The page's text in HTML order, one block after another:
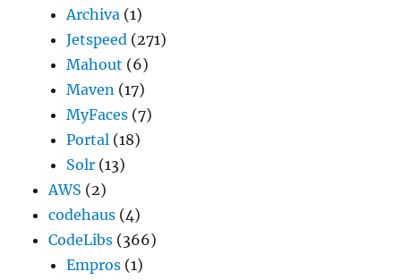
Archiva (1)
Jetspeed (271)
Mahout (6)
Maven (17)
MyFaces (7)
Portal (18)
Solr (13)
AWS (2)
codehaus (4)
CodeLibs (366)
Empros (1)